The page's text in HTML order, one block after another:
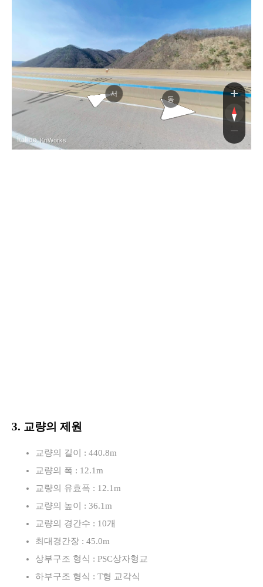
당진영덕고속도로
당진영덕고속도로
서
동
, KnWorks
3. 교량의 제원
교량의 길이 : 440.8m
교량의 폭 : 12.1m
교량의 유효폭 : 12.1m
교량의 높이 : 36.1m
교량의 경간수 : 10개
최대경간장 : 45.0m
상부구조 형식 : PSC상자형교
하부구조 형식 : T형 교각식